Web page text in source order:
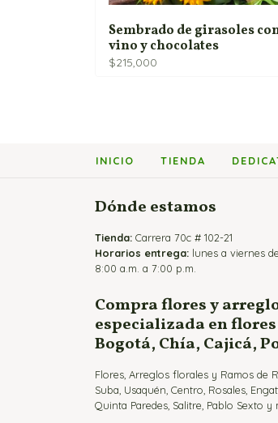
Sembrado de girasoles
vino y chocolates
$215,000
INICIO TIENDA
Dónde estamos
Tienda: Carrera 70c # 102-21
Horarios entrega: lunes a viernes de
8:00 a.m. a 7:00 p.m.
Compra flores y
especializada en
Bogotá, Chía, Cajicá,
Flores, Arreglos florales y Ramos de
Suba, Usaquén, Centro, Rosales,
Quinta Paredes, Salitre, Pablo Sexto